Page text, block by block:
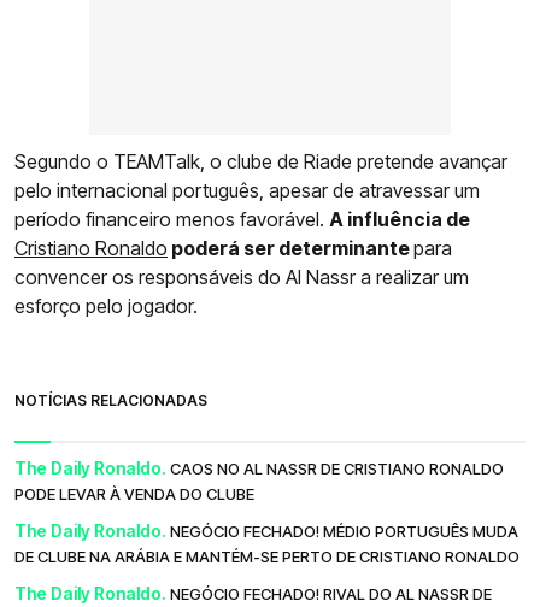
Segundo o TEAMTalk, o clube de Riade pretende avançar
pelo internacional português, apesar de atravessar um
período financeiro menos favorável. A influência de
Cristiano Ronaldo poderá ser determinantepara
convencer os responsáveis do Al Nassr a realizar um
esforço pelo jogador.
NOTÍCIAS RELACIONADAS
The Daily Ronaldo. CAOS NO AL NASSR DE CRISTIANO RONALDO
PODE LEVAR À VENDA DO CLUBE
The Daily Ronaldo. NEGÓCIO FECHADO! MÉDIO PORTUGUÊS MUDA
DE CLUBE NA ARÁBIA E MANTÉM-SE PERTO DE CRISTIANO RONALDO
The Daily Ronaldo. NEGÓCIO FECHADO! RIVAL DO AL NASSR DE